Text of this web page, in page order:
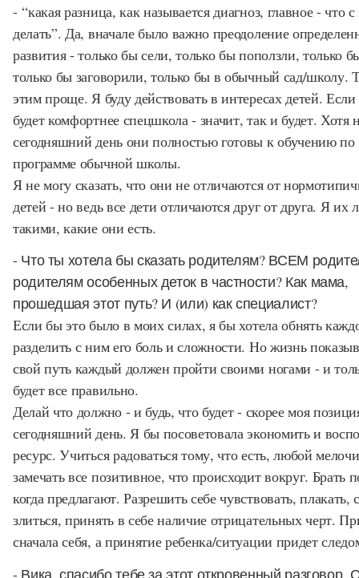
- “какая разница, как называется диагноз, главное - что
делать”. Да, вначале было важно преодоление
развития - только бы сели, только бы поползли, только
только бы заговорили, только бы в обычный сад/школу.
этим проще. Я буду действовать в интересах детей.
будет комфортнее спецшкола - значит, так и будет. Хотя
сегодняшний день они полностью готовы к обучению по
программе обычной школы.
Я не могу сказать, что они не отличаются от
детей - но ведь все дети отличаются друг от друга. Я их
такими, какие они есть.
- Что ты хотела бы сказать родителям? ВСЕМ
родителям особенных деток в частности? Как мама,
прошедшая этот путь? И (или) как специалист?
Если бы это было в моих силах, я бы хотела обнять
разделить с ним его боль и сложности. Но жизнь
свой путь каждый должен пройти своими ногами - и
будет все правильно.
Делай что должно - и будь, что будет - скорее моя
сегодняшний день. Я бы посоветовала экономить и
ресурс. Учиться радоваться тому, что есть, любой
замечать все позитивное, что происходит вокруг. Брать
когда предлагают. Разрешить себе чувствовать, плакать,
злиться, принять в себе наличие отрицательных черт.
сначала себя, а принятие ребенка/ситуации придет
- Вика, спасибо тебе за этот откровенный разговор.